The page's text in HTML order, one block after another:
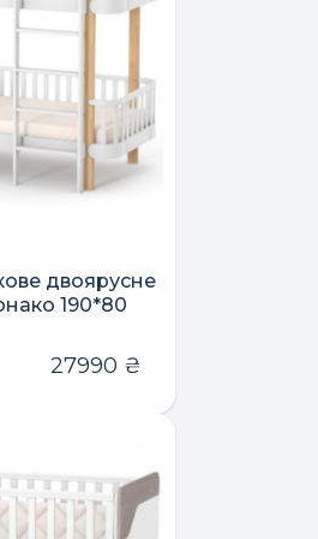
двоярусне
190*80
27990 ₴